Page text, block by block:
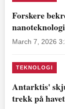
Forskere
March 7, 2026
TEKNOLOGI
Antarktis'
trekk på havet